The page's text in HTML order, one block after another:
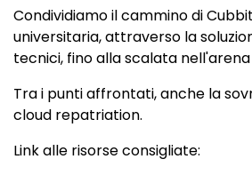
Condividiamo il cammino di
universitaria, attraverso la
tecnici, fino alla scalata nell'arena
Tra i punti affrontati, anche la
cloud repatriation.
Link alle risorse consigliate: